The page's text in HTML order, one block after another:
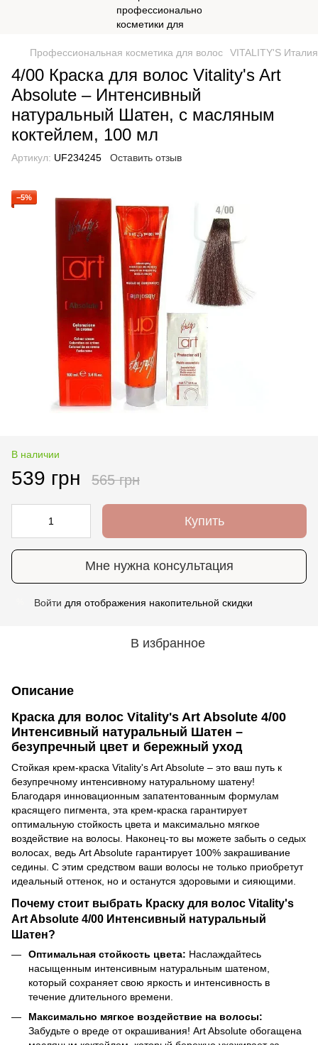
Профессиональная косметика для волос VITALITY'S Италия
4/00 Краска для волос Vitality's Art
Absolute – Интенсивный
натуральный Шатен, с масляным
коктейлем, 100 мл
Артикул: UF234245 Оставить отзыв
−5%
В наличии
539 грн 565 грн
Купить
Мне нужна консультация
Войти для отображения накопительной скидки
В избранное
Описание
Краска для волос Vitality's Art Absolute 4/00
Интенсивный натуральный Шатен –
безупречный цвет и бережный уход
Стойкая крем-краска Vitality's Art Absolute – это ваш путь к
безупречному интенсивному натуральному шатену!
Благодаря инновационным запатентованным формулам
красящего пигмента, эта крем-краска гарантирует
оптимальную стойкость цвета и максимально мягкое
воздействие на волосы. Наконец-то вы можете забыть о седых
волосах, ведь Art Absolute гарантирует 100% закрашивание
седины. С этим средством ваши волосы не только приобретут
идеальный оттенок, но и останутся здоровыми и сияющими.
Почему стоит выбрать Краску для волос Vitality's
Art Absolute 4/00 Интенсивный натуральный
Шатен?
Оптимальная стойкость цвета: Наслаждайтесь
насыщенным интенсивным натуральным шатеном,
который сохраняет свою яркость и интенсивность в
течение длительного времени.
Максимально мягкое воздействие на волосы:
Забудьте о вреде от окрашивания! Art Absolute обогащена